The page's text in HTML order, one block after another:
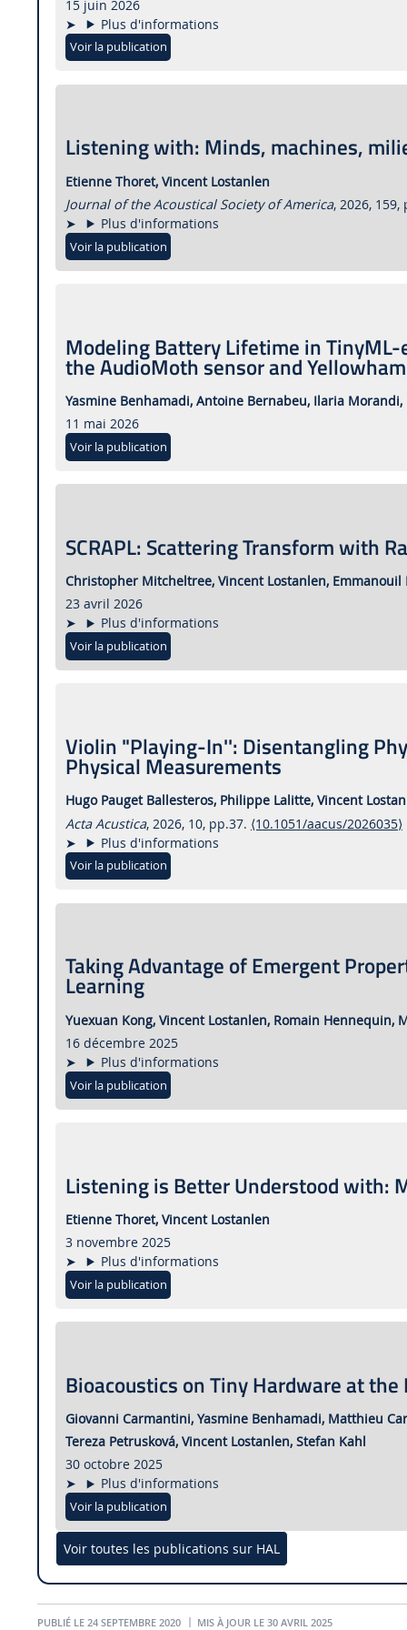
15 juin 2026
Plus d'informations
Voir la publication
Listening with: Minds, machines,
Etienne Thoret, Vincent Lostanlen
Journal of the Acoustical Society of America, 2026,
Plus d'informations
Voir la publication
Modeling Battery Lifetime in
the AudioMoth sensor and
Yasmine Benhamadi, Antoine Bernabeu, Ilaria Morandi,
11 mai 2026
Voir la publication
SCRAPL: Scattering Transform with
Christopher Mitcheltree, Vincent Lostanlen, Emmanouil
23 avril 2026
Plus d'informations
Voir la publication
Violin "Playing-In'': Disentangling
Physical Measurements
Hugo Pauget Ballesteros, Philippe Lalitte, Vincent
Acta Acustica, 2026, 10, pp.37. ⟨10.1051/aacus/2026035⟩
Plus d'informations
Voir la publication
Taking Advantage of Emergent
Learning
Yuexuan Kong, Vincent Lostanlen, Romain Hennequin,
16 décembre 2025
Plus d'informations
Voir la publication
Listening is Better Understood with:
Etienne Thoret, Vincent Lostanlen
3 novembre 2025
Plus d'informations
Voir la publication
Bioacoustics on Tiny Hardware at the
Giovanni Carmantini, Yasmine Benhamadi, Matthieu
Tereza Petrusková, Vincent Lostanlen, Stefan Kahl
30 octobre 2025
Plus d'informations
Voir la publication
Voir toutes les publications sur HAL
PUBLIÉ LE 24 SEPTEMBRE 2020 MIS À JOUR LE 30 AVRIL 2025